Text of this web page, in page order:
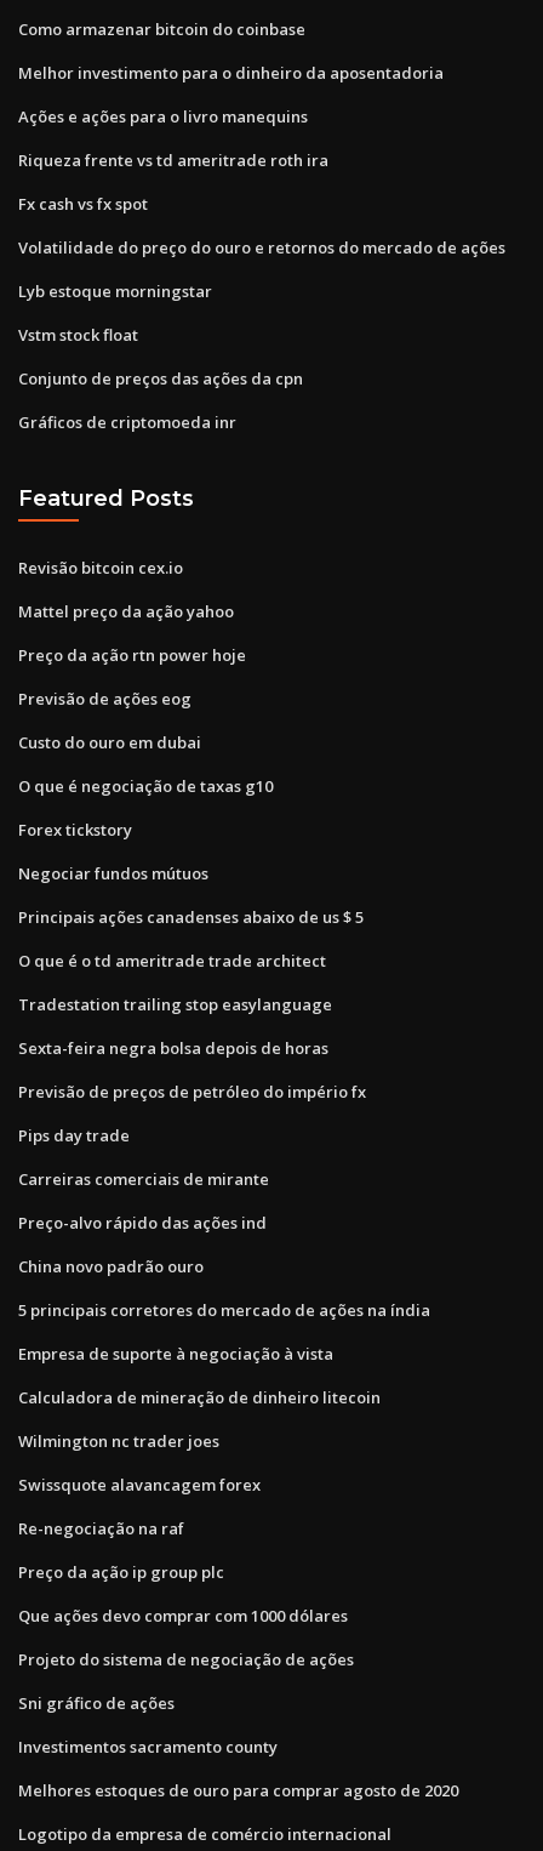
Como armazenar bitcoin do coinbase
Melhor investimento para o dinheiro da aposentadoria
Ações e ações para o livro manequins
Riqueza frente vs td ameritrade roth ira
Fx cash vs fx spot
Volatilidade do preço do ouro e retornos do mercado de ações
Lyb estoque morningstar
Vstm stock float
Conjunto de preços das ações da cpn
Gráficos de criptomoeda inr
Featured Posts
Revisão bitcoin cex.io
Mattel preço da ação yahoo
Preço da ação rtn power hoje
Previsão de ações eog
Custo do ouro em dubai
O que é negociação de taxas g10
Forex tickstory
Negociar fundos mútuos
Principais ações canadenses abaixo de us $ 5
O que é o td ameritrade trade architect
Tradestation trailing stop easylanguage
Sexta-feira negra bolsa depois de horas
Previsão de preços de petróleo do império fx
Pips day trade
Carreiras comerciais de mirante
Preço-alvo rápido das ações ind
China novo padrão ouro
5 principais corretores do mercado de ações na índia
Empresa de suporte à negociação à vista
Calculadora de mineração de dinheiro litecoin
Wilmington nc trader joes
Swissquote alavancagem forex
Re-negociação na raf
Preço da ação ip group plc
Que ações devo comprar com 1000 dólares
Projeto do sistema de negociação de ações
Sni gráfico de ações
Investimentos sacramento county
Melhores estoques de ouro para comprar agosto de 2020
Logotipo da empresa de comércio internacional